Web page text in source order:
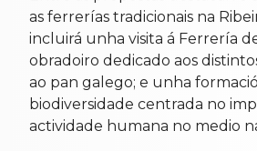
as ferrerías tradicionais na
incluirá unha visita á Ferrería
obradoiro dedicado aos
ao pan galego; e unha
biodiversidade centrada no
actividade humana no medio